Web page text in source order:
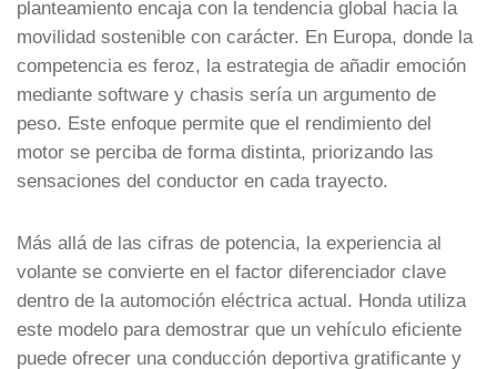
planteamiento encaja con la tendencia global hacia la
movilidad sostenible con carácter. En Europa, donde la
competencia es feroz, la estrategia de añadir emoción
mediante software y chasis sería un argumento de
peso. Este enfoque permite que el rendimiento del
motor se perciba de forma distinta, priorizando las
sensaciones del conductor en cada trayecto.
Más allá de las cifras de potencia, la experiencia al
volante se convierte en el factor diferenciador clave
dentro de la automoción eléctrica actual. Honda utiliza
este modelo para demostrar que un vehículo eficiente
puede ofrecer una conducción deportiva gratificante y